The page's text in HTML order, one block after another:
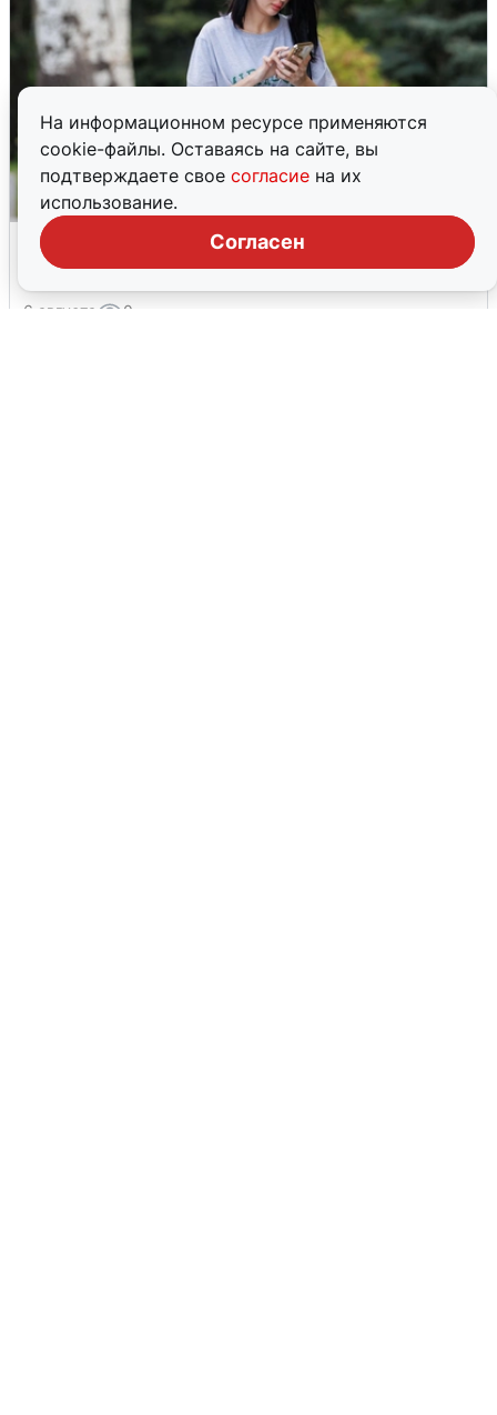
На информационном ресурсе применяются
cookie-файлы. Оставаясь на сайте, вы
подтверждаете свое согласие на их
использование.
Согласен
Волгоградцы остались без
мобильного интернета
6 августа 0